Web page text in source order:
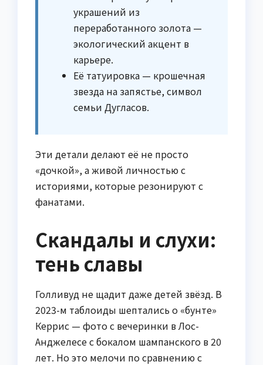
украшений из
переработанного золота —
экологический акцент в
карьере.
Её татуировка — крошечная
звезда на запястье, символ
семьи Дугласов.
Эти детали делают её не просто
«дочкой», а живой личностью с
историями, которые резонируют с
фанатами.
Скандалы и слухи:
тень славы
Голливуд не щадит даже детей звёзд. В
2023-м таблоиды шептались о «бунте»
Керрис — фото с вечеринки в Лос-
Анджелесе с бокалом шампанского в 20
лет. Но это мелочи по сравнению с